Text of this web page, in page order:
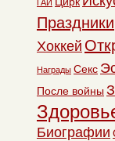
ГАИ
Праздники
Хоккей
Награды Секс
После войны
Биографии